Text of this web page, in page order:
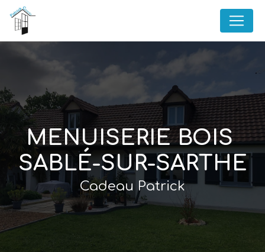
MENUISERIE BOIS
SABLÉ-SUR-SARTHE
Cadeau Patrick
Panneau de gestion des cookies